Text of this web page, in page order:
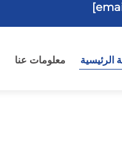
الرئيسية معلومات عنا